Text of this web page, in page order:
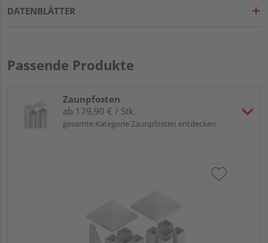
DATENBLÄTTER
Passende Produkte
Zaunpfosten
ab 179,90 € / Stk.
gesamte Kategorie Zaunpfosten entdecken